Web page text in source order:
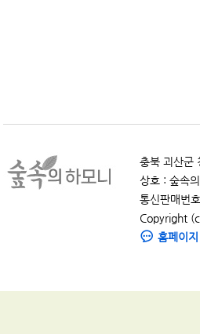
충북 괴산군
상호 : 숲속
통신판매번
Copyright
홈페이